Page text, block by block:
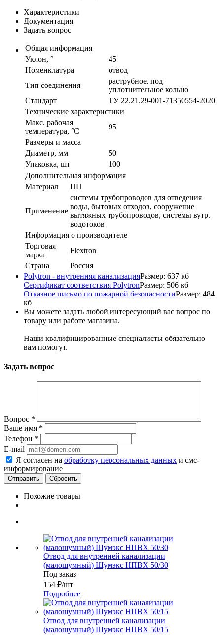
Характеристики
Документация
Задать вопрос
Общая информация
Уклон, °
45
Номенклатура
отвод
Тип соединения
раструбное, под
уплотнительное кольцо
Стандарт
ТУ 22.21.29-001-71350554-2020
Технические характеристики
Макс. рабочая
температура, °С
95
Размеры и масса
Диаметр, мм
50
Упаковка, шт
100
Дополнительная информация
Материал
ПП
Применение
системы трубопроводов для отведения
воды, бытовых отходов, сооружение
вытяжных трубопроводов, системы вутр.
водотоков
Информация о производителе
Торговая
марка
Flextron
Страна
Россия
Polytron - внутренняя канализацияРазмер: 637 кб
Сертификат соответствия PolytronРазмер: 506 кб
Отказное письмо по пожарной безопасностиРазмер: 484
кб
Вы можете задать любой интересующий вас вопрос по
товару или работе магазина.
Наши квалифицированные специалисты обязательно
вам помогут.
Задать вопрос
Вопрос *
Ваше имя *
Телефон *
E-mail
Я согласен на обработку персональных данных и смс-
информирование
Сбросить
Похожие товары
Отвод для внутренней канализации
(малошумный) Шумэкс НПВХ 50/30
Под заказ
154 ₽/шт
Подробнее
Отвод для внутренней канализации
(малошумный) Шумэкс НПВХ 50/15